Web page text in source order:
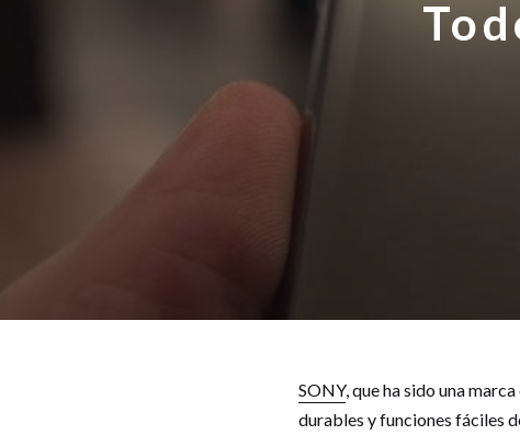
SONY, que ha sido una
durables y funciones fáciles